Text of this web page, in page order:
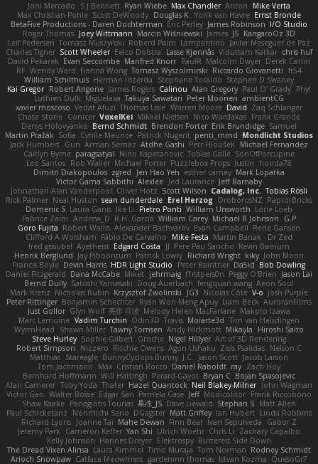
Joni Mercado S J Bennett Ryan Wiebe Max Chandler Anton
Mike Verta
Max Christian Pohle Scott DeWoody Douglas K. Yorik van Havre Ernst Bronde
BetaFive Productions - Daren Dochterman Eric Perley James Robinson I/O Studio
Roger Thomas Joey Wittmann Marcin Wiśniewski James JS KangaroOz 3D
Leif Pedersen Tomasz Muszyński Roberd Palm Lampantino Javier Meseguer de Paz
Charles Tigner Scott Wheeler Eelco Dolstra Lasse Kjønnås Viduttam Katkar chris huf
David Pekarek Evan Seccombe Manfred Knorr PaulR Malcolm Dwyer Derek Carlin
RF Wendy Ward Fianna Wong Tomasz Wyszolmirski Riccardo Giovanetti fr54
William Schilthuis Herman Idzerda Stephane Toraldo Stephen D Swaney
Kai Gregor Robert Angone James Rogers Calinou Alan Gregory Paul O' Grady Phyl
Luthien Dulk Miguelaxa Takuya Sawatari Peter Moonen ambientCG
xavier moscoso Vedat Afuzi Thomas Lisle Warren Moore David Zaq Schlanger
Chase Stone Conicer VoxelKei Mikkel Nielsen Nico Wardakas Frank Grande
Denys Holovyanko Bernd Schmidt Brendon Porter Erik Brundidge Samuel
Martin Pražák Sofia Cyrille Maurice Patrick Nugent penti_mmd Mondlicht Studios
Jack Humbert Gun Arman Sernaz Atdhe Gashi Petr Hloušek
Michael Fernandez
Caitlyn Byrne paragsatyal Nino Kapetanovic Tobias Gallé SonOfPorcupine
Leo Santos Rob Waller Michael Porter Puzzlebox Props Justin
honda78
Dimitri Diakopoulos zgred Jen Hao Yeh esther carney Mark Lopatka
Victor Gama Sabbithi Alexlee Jed Laurance Jeff Barnaby
Johnathan Alan Vanderpool Oliver Hotz Scott Wilson Cadalog, Inc. Tobias Rösli
Rick Palmer Neal Huston sean dunderdale Erel Herzog OroborosNZ RaptorBricks
Domenic S Laura Ganis Ike Li Pietro Ponti William Unsworth Lorie Loeb
Fabrice Zaini Andrew_D R.H. García William Carey Michael B Johnson
G.P
Goro Fujita Robert Wallis Alexander Bachvarov Evan Campbell Rene Gansen
Clifford A Worsham Fábio De Carvalho Mike Festa Martin Banak - Dr Zed
fred gissubel Ayetheist Edgard Costa JJ Pere Pau Sancho Kevin Barnum
Henrik Berglund Jay Piboontum Patrick Lowry Richard Wright kiky John Moon
Francis Boyle Devin Harris HDR Light Studio Peter Baintner Da5id Bob Dowling
Daniel Fitzgerald Dana McCabe Miket jehrmaig f1rstpers0n Peggy O'Brien Jason Lai
Bernd Dully Satoshi Yamasaki Doug Auerbach fengquan wang Aeon Soul
Mark Krenz Nicholas Rubin Krzysztof Zwolinski JG3 Nicolas Côté V-o Josh Purple
Peter Rittinger Benjamin Schechter Ryan Won-Meng Apuy Liam Beck AuroranFilms
Just Gollor Glyn Wolf 亮作 淡波 Melody Helen MacFarlane Makoto Izawa
Marc Lemoine Vadim Turchin Odin3D Travis Moiarte3d Tim van Helsdingen
WyrmHead
Shawn Miller Tawny Tomsen Andy Hickmott Mikayla
Hiroshi Saito
Steve Hurley Sophie Gilbert Grische Nigel Hillyer Art of 3D Rendering
Robert Simpson
Nizzero Ritchie Owens Agon Ushaku Zisis Psalidas Nelson C
Matthias Stareagle BunnyCyclops Bunny J.C. Jason Scott Jacob Larson
Tom Jachmann
Max Cristian Rocco Daniel Raboldt ray Zach Hoy
Bernhard Hoffmann Will Hattingh Perard-Gayot Bryan C Bojan Spasojevic
Alan Camerer Toby Yoda Thater Hazel Quantock Neil Blakey-Milner John Wagman
Victor Gan Walter Bosse Edgar San Pamela Case Jeff Modicolitor Frank Riccobono
Shaw Kaake Panagiotis Tourlas 果冻_JS Dave Liewald Stephan S Matt Allen
Paul Schicketanz
Norimichi Sano DGagster Matt Griffey Ian Hubert Linda Robbins
Richard Lyons Joanne Tai Mahe Dewan Finn Bear Ivan Sepulveda
Gabor Z
Jeremy Park
Cameron Keffer Yan Shi Ulrich Woehr Chris Li
Zachary Capalbo
Kelly Johnson Hannes Dreyer Elektrospy Buttered Side Down
The Dread Vixen Alinsa Laura Kimmel Timo Muraja Tom Norman Rodney Schmidt
Arioch Snowpaw Catface Meowmers gardeninn thomas Istvan Kozma QuesoGr7